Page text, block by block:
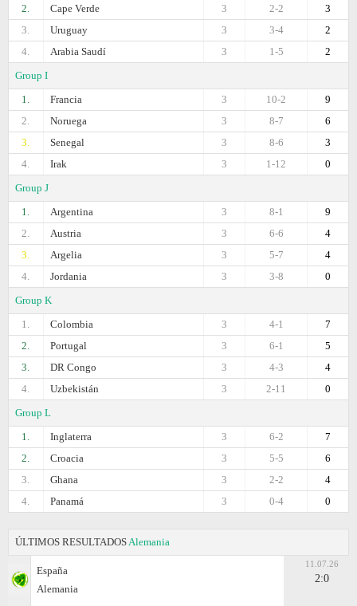
2.
Cape Verde 3
2-2
3
3.
Uruguay 2
3-4
3
4.
Arabia Saudí 2
1-5
3
Group I
1.
Francia 9
10-2
3
2.
Noruega 6
8-7
3
3.
Senegal 3
8-6
3
4.
Irak 0
1-12
3
Group J
1.
Argentina 9
8-1
3
2.
Austria 4
6-6
3
3.
Argelia 4
5-7
3
4.
Jordania 0
3-8
3
Group K
1.
Colombia 7
4-1
3
2.
Portugal 5
6-1
3
3.
DR Congo 4
4-3
3
4.
Uzbekistán 0
2-11
3
Group L
1.
Inglaterra 7
6-2
3
2.
Croacia 6
5-5
3
3.
Ghana 4
2-2
3
4.
Panamá 0
0-4
3
ÚLTIMOS RESULTADOS Alemania
España
Alemania
11.07.26
2:0